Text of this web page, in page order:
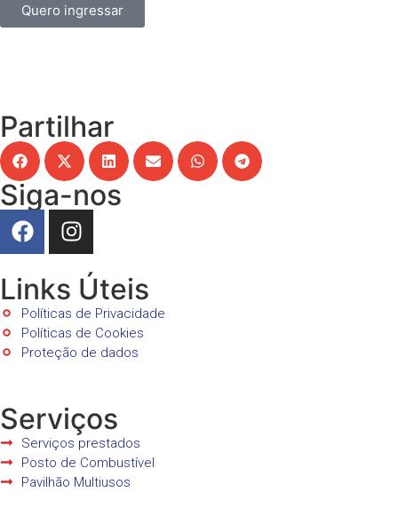
Quero ingressar
Partilhar
Siga-nos
Links Úteis
Políticas de Privacidade
Políticas de Cookies
Proteção de dados
Serviços
Serviços prestados
Posto de Combustível
Pavilhão Multiusos